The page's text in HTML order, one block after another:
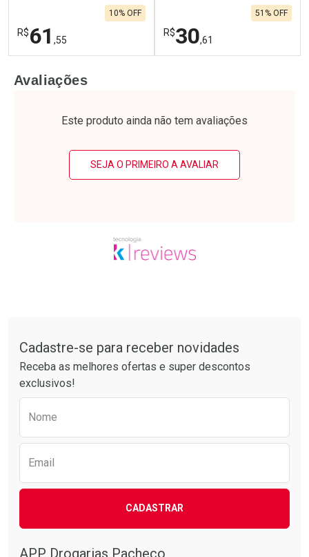
R$61 ,55
10% OFF
Laboratório
Por R$ 61,55/cada
Por Menos
R$30,61
51% OFF
Laboratório
Por R$ 30,61/cada
Por Menos
Avaliações
Este produto ainda não tem avaliações
SEJA O PRIMEIRO A AVALIAR
Cadastre-se para receber novidades
Receba as melhores ofertas e super descontos
exclusivos!
Nome
Email
CADASTRAR
APP Drogarias Pacheco